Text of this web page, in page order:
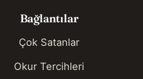
Bağlantılar
Çok Satanlar
Okur Tercihleri